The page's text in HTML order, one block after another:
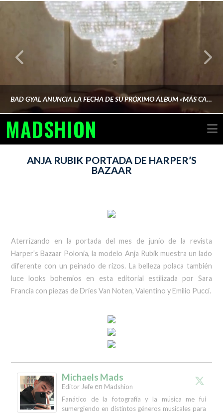
BAD GYAL ANUNCIA LA FECHA DE SU PRÓXIMO ÁLBUM «MÁS CARA»
MADSHION
ANJA RUBIK PORTADA DE HARPER’S
BAZAAR
Aterrizando en la portada del mes de junio de la revista
Harper’s Bazaar Polonia, la modelo Anja Rubik muestra un lado
diferente con un peinado de rizos. La belleza polaca también
luce looks bohemios en esta editorial estilizada por Sara
Francia con piezas de Dries Van Noten, Valentino y Emilio Pucci.
Michaels Mads
Editor Jefe en Madshion
Fanático de la fotografía y la música me fui
sumergiendo en distintos géneros musicales para